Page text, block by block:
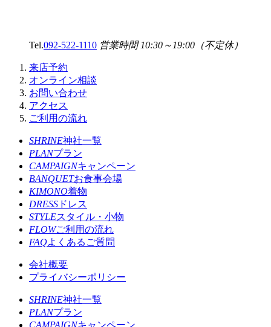
Tel.092-522-1110 営業時間 10:30～19:00（不定休）
来店予約
オンライン相談
お問い合わせ
アクセス
ご利用の流れ
SHRINE神社一覧
PLANプラン
CAMPAIGNキャンペーン
BANQUETお食事会場
KIMONO着物
DRESS ドレス
STYLEスタイル・小物
FLOWご利用の流れ
FAQよくあるご質問
会社概要
プライバシーポリシー
SHRINE神社一覧
PLANプラン
CAMPAIGNキャンペーン